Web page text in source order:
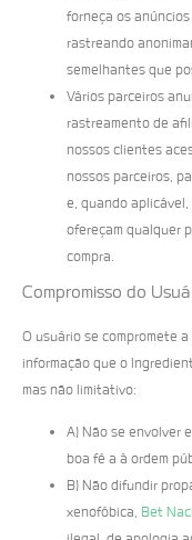
forneça os
rastreando
semelhantes que
Vários parceiros
rastreamento de
nossos clientes
nossos parceiros,
e, quando
ofereçam qualquer
compra.
Compromisso do
O usuário se compromete
informação que o
mas não limitativo:
A) Não se envolver
boa fé a à ordem
B) Não difundir
xenofóbica, Bet